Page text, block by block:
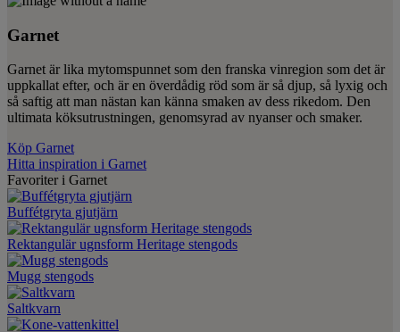
Garnet
Garnet är lika mytomspunnet som den franska vinregion som det är
uppkallat efter, och är en överdådig röd som är så djup, så lyxig och
så saftig att man nästan kan känna smaken av dess rikedom. Den
ultimata köksutrustningen, genomsyrad av nyanser och smaker.
Köp Garnet
Hitta inspiration i Garnet
Favoriter i Garnet
Buffétgryta gjutjärn
Rektangulär ugnsform Heritage stengods
Mugg stengods
Saltkvarn